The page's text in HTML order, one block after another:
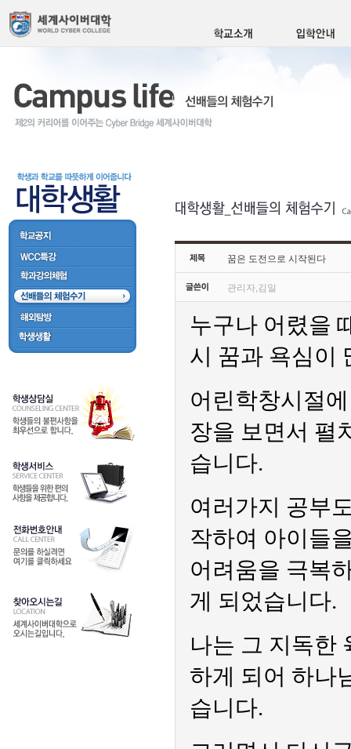
꿈은 도전으로 시작된다
관리자,김일